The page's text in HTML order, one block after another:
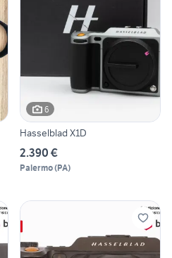
6
Hasselblad X1D
2.390 €
Palermo(PA)